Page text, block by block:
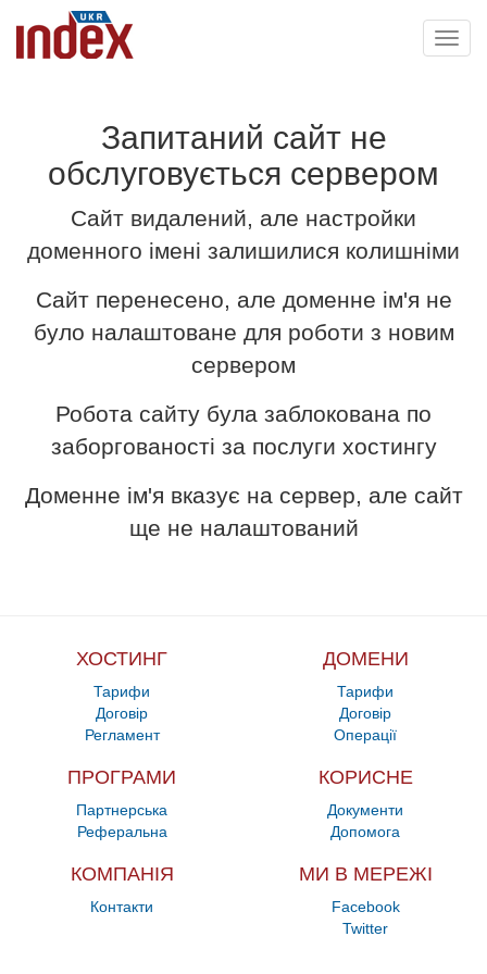
Запитаний сайт не
обслуговується сервером
Сайт видалений, але настройки
доменного імені залишилися колишніми
Сайт перенесено, але доменне ім'я не
було налаштоване для роботи з новим
сервером
Робота сайту була заблокована по
заборгованості за послуги хостингу
Доменне ім'я вказує на сервер, але сайт
ще не налаштований
ХОСТИНГ
Тарифи
Договір
Регламент
ДОМЕНИ
Тарифи
Договір
Операції
ПРОГРАМИ
Партнерська
Реферальна
КОРИСНЕ
Документи
Допомога
КОМПАНІЯ
Контакти
МИ В МЕРЕЖІ
Facebook
Twitter